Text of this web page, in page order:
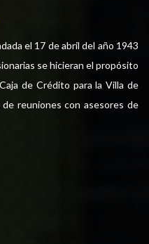
el 17 de abril del año 1943
se hicieran el propósito
de Crédito para la Villa de
reuniones con asesores de